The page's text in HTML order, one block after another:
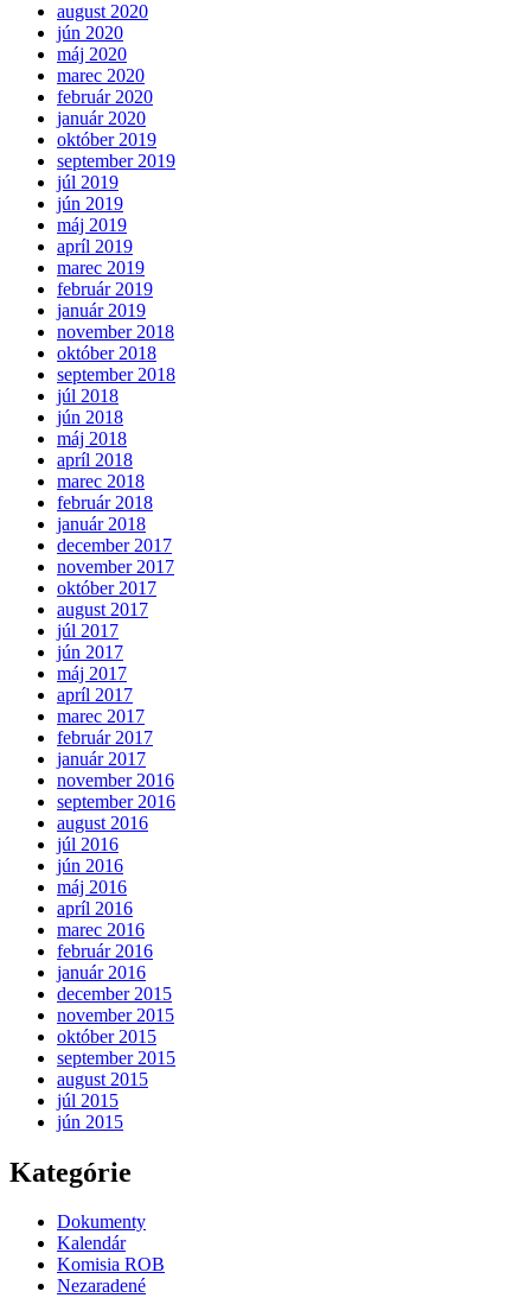
august 2020
jún 2020
máj 2020
marec 2020
február 2020
január 2020
október 2019
september 2019
júl 2019
jún 2019
máj 2019
apríl 2019
marec 2019
február 2019
január 2019
november 2018
október 2018
september 2018
júl 2018
jún 2018
máj 2018
apríl 2018
marec 2018
február 2018
január 2018
december 2017
november 2017
október 2017
august 2017
júl 2017
jún 2017
máj 2017
apríl 2017
marec 2017
február 2017
január 2017
november 2016
september 2016
august 2016
júl 2016
jún 2016
máj 2016
apríl 2016
marec 2016
február 2016
január 2016
december 2015
november 2015
október 2015
september 2015
august 2015
júl 2015
jún 2015
Kategórie
Dokumenty
Kalendár
Komisia ROB
Nezaradené